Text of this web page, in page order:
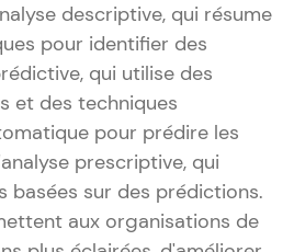
descriptive, qui résume
pour identifier des
qui utilise des
et des techniques
pour prédire les
prescriptive, qui
basées sur des prédictions.
aux organisations de